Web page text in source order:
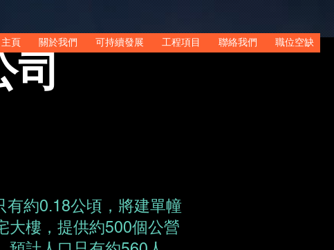
主頁 ​關於我們 可持續發展 工程項目 聯絡我們 職位空缺
有約0.18公頃，將建單幢
大樓，提供約500個公營
司